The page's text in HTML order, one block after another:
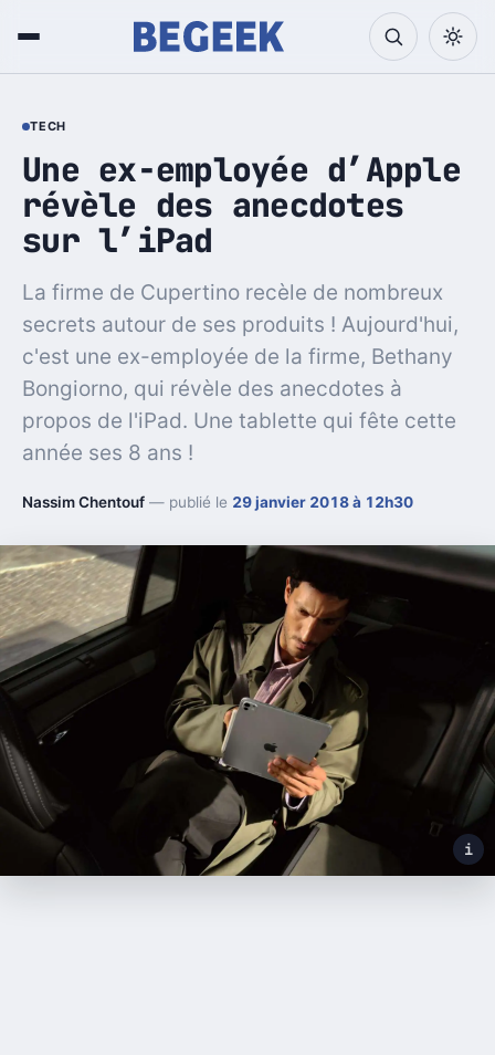
TECH
Une ex-employée d’Apple
révèle des anecdotes
sur l’iPad
La firme de Cupertino recèle de nombreux
secrets autour de ses produits ! Aujourd'hui,
c'est une ex-employée de la firme, Bethany
Bongiorno, qui révèle des anecdotes à
propos de l'iPad. Une tablette qui fête cette
année ses 8 ans !
Nassim Chentouf — publié le 29 janvier 2018 à 12h30
i